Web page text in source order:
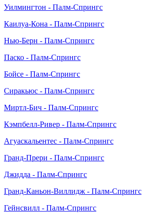
Уилмингтон - Палм-Спрингс
Каилуа-Кона - Палм-Спрингс
Нью-Берн - Палм-Спрингс
Паско - Палм-Спрингс
Бойсе - Палм-Спрингс
Сиракьюс - Палм-Спрингс
Миртл-Бич - Палм-Спрингс
Кэмпбелл-Ривер - Палм-Спрингс
Агуаскальентес - Палм-Спрингс
Гранд-Прери - Палм-Спрингс
Джидда - Палм-Спрингс
Гранд-Каньон-Виллидж - Палм-Спрингс
Гейнсвилл - Палм-Спрингс